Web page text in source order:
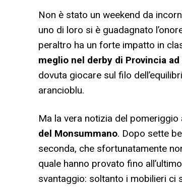
Non è stato un weekend da
uno di loro si è guadagnato
peraltro ha un forte impatto in
meglio nel derby di Provincia
dovuta giocare sul filo
arancioblu.
Ma la vera notizia del
del Monsummano. Dopo sette
seconda, che sfortunatamente
quale hanno provato fino
svantaggio: soltanto i mobilieri ci